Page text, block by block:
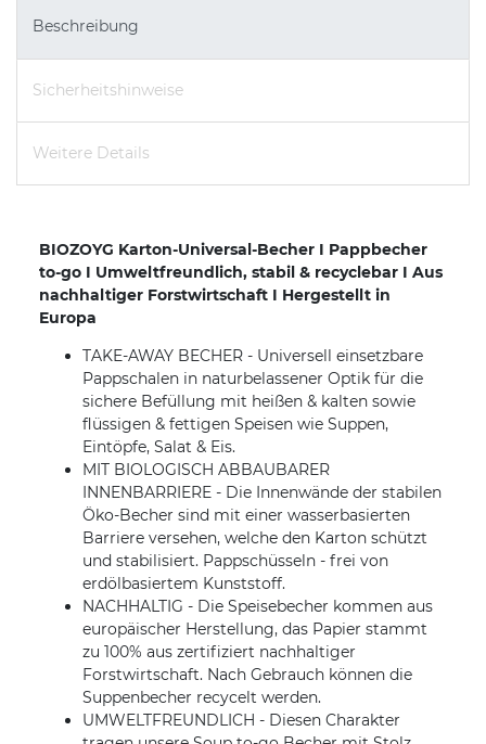
Beschreibung
Sicherheitshinweise
Weitere Details
BIOZOYG Karton-Universal-Becher I Pappbecher
to-go I Umweltfreundlich, stabil & recyclebar I Aus
nachhaltiger Forstwirtschaft I Hergestellt in
Europa
TAKE-AWAY BECHER - Universell einsetzbare
Pappschalen in naturbelassener Optik für die
sichere Befüllung mit heißen & kalten sowie
flüssigen & fettigen Speisen wie Suppen,
Eintöpfe, Salat & Eis.
MIT BIOLOGISCH ABBAUBARER
INNENBARRIERE - Die Innenwände der stabilen
Öko-Becher sind mit einer wasserbasierten
Barriere versehen, welche den Karton schützt
und stabilisiert. Pappschüsseln - frei von
erdölbasiertem Kunststoff.
NACHHALTIG - Die Speisebecher kommen aus
europäischer Herstellung, das Papier stammt
zu 100% aus zertifiziert nachhaltiger
Forstwirtschaft. Nach Gebrauch können die
Suppenbecher recycelt werden.
UMWELTFREUNDLICH - Diesen Charakter